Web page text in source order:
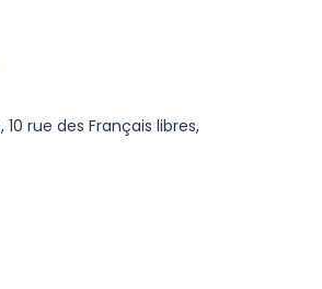
rue des Français libres,